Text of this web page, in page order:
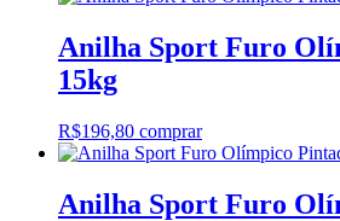
Anilha Sport Furo
15kg
R$196,80 comprar
Anilha Sport Furo